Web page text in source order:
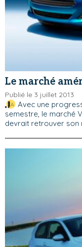
Le marché
Publié le 3 juillet 2013
Avec une
semestre, le marché
devrait retrouver son